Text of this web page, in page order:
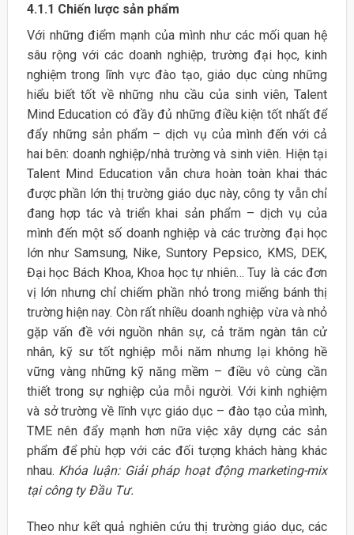
4.1.1 Chiến lược sản phẩm
Với những điểm mạnh của mình như các mối quan hệ
sâu rộng với các doanh nghiệp, trường đại học, kinh
nghiệm trong lĩnh vực đào tạo, giáo dục cùng những
hiểu biết tốt về những nhu cầu của sinh viên, Talent
Mind Education có đầy đủ những điều kiện tốt nhất để
đẩy những sản phẩm – dịch vụ của mình đến với cả
hai bên: doanh nghiệp/nhà trường và sinh viên. Hiện tại
Talent Mind Education vẫn chưa hoàn toàn khai thác
được phần lớn thị trường giáo dục này, công ty vẫn chỉ
đang hợp tác và triển khai sản phẩm – dịch vụ của
mình đến một số doanh nghiệp và các trường đại học
lớn như Samsung, Nike, Suntory Pepsico, KMS, DEK,
Đại học Bách Khoa, Khoa học tự nhiên… Tuy là các đơn
vị lớn nhưng chỉ chiếm phần nhỏ trong miếng bánh thị
trường hiện nay. Còn rất nhiều doanh nghiệp vừa và nhỏ
gặp vấn đề với nguồn nhân sự, cả trăm ngàn tân cử
nhân, kỹ sư tốt nghiệp mỗi năm nhưng lại không hề
vững vàng những kỹ năng mềm – điều vô cùng cần
thiết trong sự nghiệp của mỗi người. Với kinh nghiệm
và sở trường về lĩnh vực giáo dục – đào tạo của mình,
TME nên đẩy mạnh hơn nữa việc xây dựng các sản
phẩm để phù hợp với các đối tượng khách hàng khác
nhau. Khóa luận: Giải pháp hoạt động marketing-mix
tại công ty Đầu Tư.
Theo như kết quả nghiên cứu thị trường giáo dục, các